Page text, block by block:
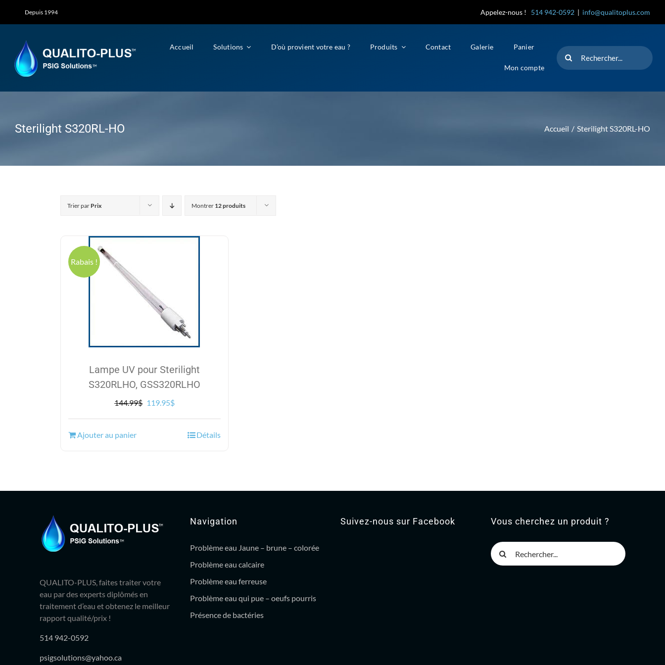
Depuis 1994 Appelez-nous ! 514 942-0592 | info@qualitoplus.com
Accueil Solutions D’où provient votre eau ? Produits Contact Galerie Panier
Mon compte
Rechercher
Sterilight S320RL-HO Accueil Sterilight S320RL-HO
Trier par Prix Montrer 12 produits
Rabais !
Lampe UV pour Sterilight
S320RLHO, GSS320RLHO
144.99$ Le
119.95$Le
est :
Ajouter au panier Détails
QUALITO-PLUS, faites traiter votre
eau par des experts diplômés en
traitement d’eau et obtenez le meilleur
rapport qualité/prix !
514 942-0592
psigsolutions@yahoo.ca
Navigation
Problème eau Jaune – brune – colorée
Problème eau calcaire
Problème eau ferreuse
Problème eau qui pue – oeufs pourris
Présence de bactéries
Suivez-nous sur Facebook Vous cherchez un produit ?
Rechercher